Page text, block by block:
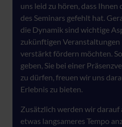
uns leid zu hören, dass
des Seminars gefehlt hat.
die Dynamik sind wichtige
zukünftigen Veranstaltungen
verstärkt fördern möchten.
geben, Sie bei einer
zu dürfen, freuen wir uns
Erlebnis zu bieten.
Zusätzlich werden wir darauf
etwas langsameres Tempo